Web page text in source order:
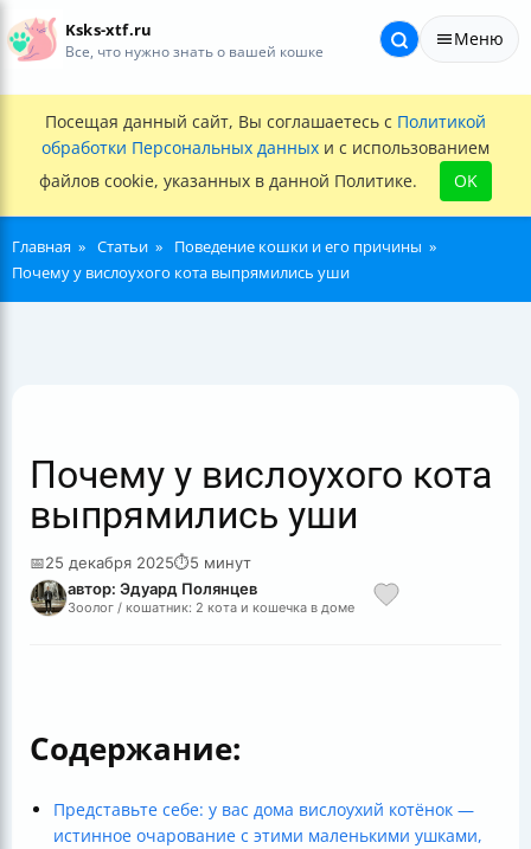
Ksks-xtf.ru
Все, что нужно знать о вашей кошке
Меню
Посещая данный сайт, Вы соглашаетесь с Политикой
обработки Персональных данных и с использованием
файлов cookie, указанных в данной Политике.
OK
Главная Статьи
Поведение кошки и его причины
Почему у вислоухого кота выпрямились уши
Почему у вислоухого кота
выпрямились уши
📅25 декабря 2025⏱5 минут
автор: Эдуард Полянцев
Зоолог / кошатник: 2 кота и кошечка в доме
Содержание:
Представьте себе: у вас дома вислоухий котёнок —
истинное очарование с этими маленькими ушками,